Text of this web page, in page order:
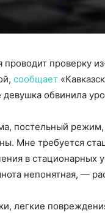
проводит проверку
сообщает
девушка обвинила
постельный режим,
Мне требуется
в стационарных
непонятная, —
легкие